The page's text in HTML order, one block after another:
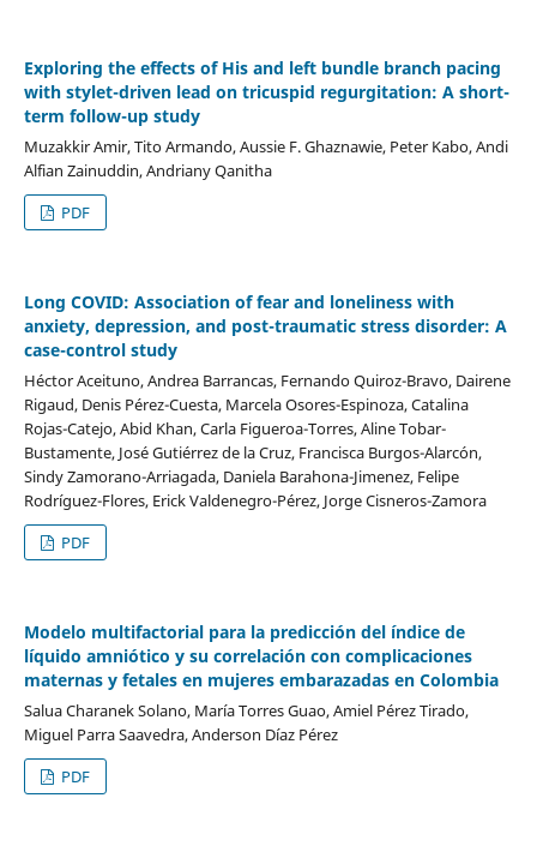
Exploring the effects of His and left bundle branch pacing
with stylet-driven lead on tricuspid regurgitation: A short-
term follow-up study
Muzakkir Amir, Tito Armando, Aussie F. Ghaznawie, Peter Kabo, Andi
Alfian Zainuddin, Andriany Qanitha
PDF
Long COVID: Association of fear and loneliness with
anxiety, depression, and post-traumatic stress disorder: A
case-control study
Héctor Aceituno, Andrea Barrancas, Fernando Quiroz-Bravo, Dairene
Rigaud, Denis Pérez-Cuesta, Marcela Osores-Espinoza, Catalina
Rojas-Catejo, Abid Khan, Carla Figueroa-Torres, Aline Tobar-
Bustamente, José Gutiérrez de la Cruz, Francisca Burgos-Alarcón,
Sindy Zamorano-Arriagada, Daniela Barahona-Jimenez, Felipe
Rodríguez-Flores, Erick Valdenegro-Pérez, Jorge Cisneros-Zamora
PDF
Modelo multifactorial para la predicción del índice de
líquido amniótico y su correlación con complicaciones
maternas y fetales en mujeres embarazadas en Colombia
Salua Charanek Solano, María Torres Guao, Amiel Pérez Tirado,
Miguel Parra Saavedra, Anderson Díaz Pérez
PDF